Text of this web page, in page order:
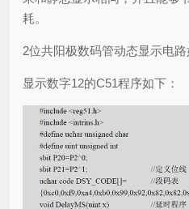
耗。
2位共阳极数码管动态显示电路
显示数字12的C51程序如下：